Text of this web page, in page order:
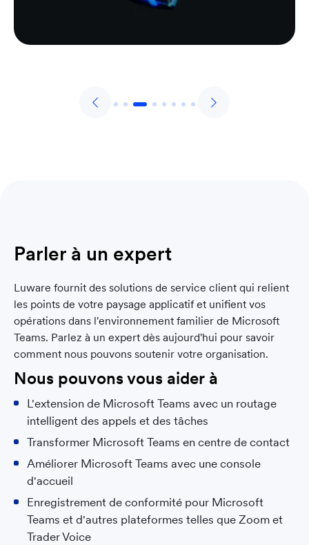
Parler à un expert
Luware fournit des solutions de service client qui relient
les points de votre paysage applicatif et unifient vos
opérations dans l'environnement familier de Microsoft
Teams. Parlez à un expert dès aujourd'hui pour savoir
comment nous pouvons soutenir votre organisation.
Nous pouvons vous aider à
L'extension de Microsoft Teams avec un routage
intelligent des appels et des tâches
Transformer Microsoft Teams en centre de contact
Améliorer Microsoft Teams avec une console
d'accueil
Enregistrement de conformité pour Microsoft
Teams et d'autres plateformes telles que Zoom et
Trader Voice